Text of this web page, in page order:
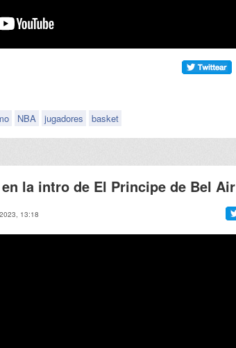
NBA jugadores basket
la intro de El Principe de Bel Air
13:18